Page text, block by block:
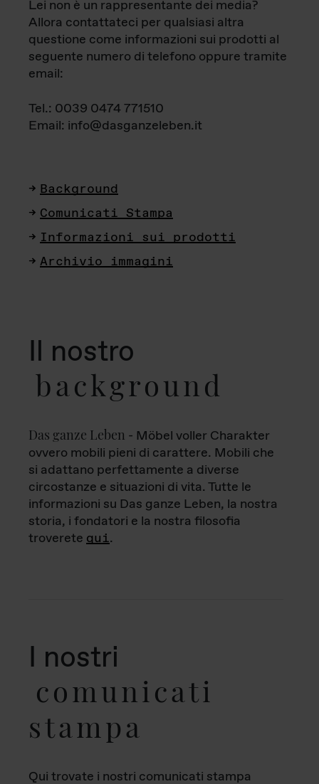
Lei non è un rappresentante dei media?
Allora contattateci per qualsiasi altra
questione come informazioni sui prodotti al
seguente numero di telefono oppure tramite
email:
Tel.: 0039 0474 771510
Email: info@dasganzeleben.it
Background
Comunicati Stampa
Informazioni sui prodotti
Archivio immagini
Il nostro
background
Das ganze Leben - Möbel voller Charakter
ovvero mobili pieni di carattere. Mobili che
si adattano perfettamente a diverse
circostanze e situazioni di vita. Tutte le
informazioni su Das ganze Leben, la nostra
storia, i fondatori e la nostra filosofia
troverete qui.
I nostri
comunicati
stampa
Qui trovate i nostri comunicati stampa